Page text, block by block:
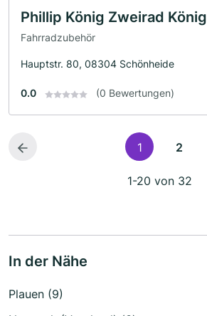
Phillip König Zweirad König
Fahrradzubehör
Hauptstr. 80, 08304 Schönheide
0.0 (0 Bewertungen)
1 2
1-20 von 32
In der Nähe
Plauen (9)